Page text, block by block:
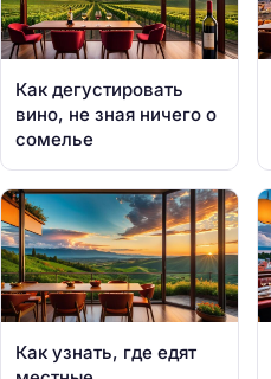
Как дегустировать
вино, не зная ничего о
сомелье
Как узнать, где едят